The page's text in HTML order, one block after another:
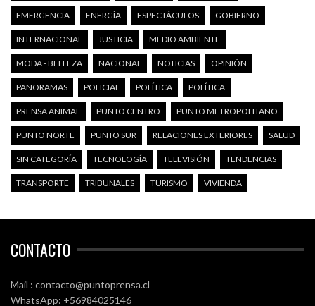
EMERGENCIA ENERGÍA ESPECTÁCULOS GOBIERNO
INTERNACIONAL JUSTICIA MEDIO AMBIENTE
MODA - BELLEZA NACIONAL NOTICIAS OPINIÓN
PANORAMAS POLICIAL POLÍTICA POLÍTICA
PRENSA ANIMAL PUNTO CENTRO PUNTO METROPOLITANO
PUNTO NORTE PUNTO SUR RELACIONES EXTERIORES SALUD
SIN CATEGORÍA TECNOLOGÍA TELEVISIÓN TENDENCIAS
TRANSPORTE TRIBUNALES TURISMO VIVIENDA
CONTACTO
Mail : contacto@puntoprensa.cl
WhatsApp: +56984025146